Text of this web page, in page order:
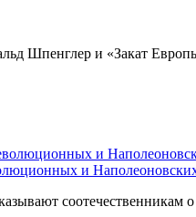
Шпенглер и «Закат
и
соотечественникам о